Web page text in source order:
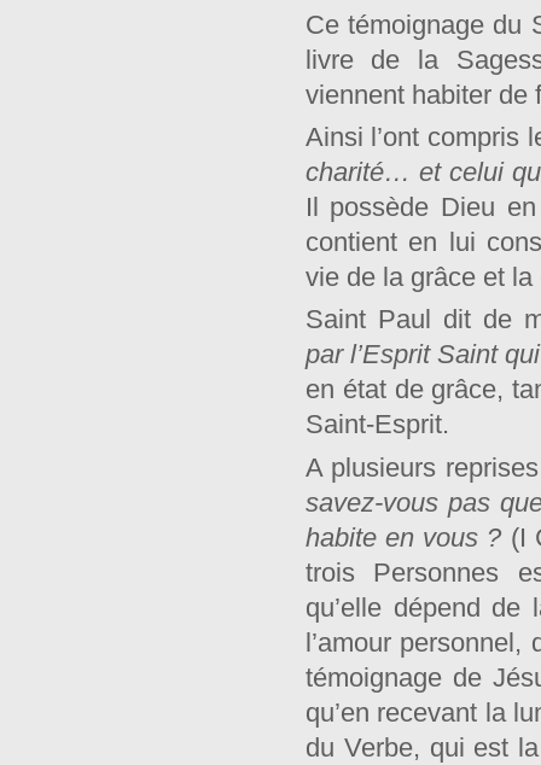
Ce témoignage du
livre de la
viennent habiter de
Ainsi l’ont compris
charité… et celui
Il possède Dieu
contient en lui
vie de la grâce et la
Saint Paul dit de
par l’Esprit Saint
en état de grâce,
Saint-Esprit.
A plusieurs
savez-vous pas
habite en vous ? (I
trois Personnes
qu’elle dépend
l’amour
témoignage de
qu’en recevant la
du Verbe, qui est